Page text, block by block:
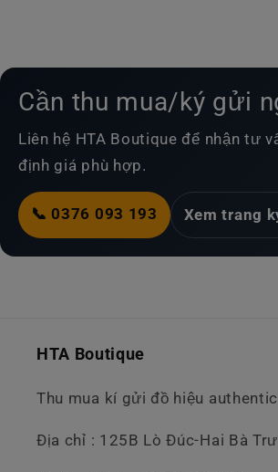
Cần thu mua/ký gửi
Liên hệ HTA Boutique để nhận tư
định giá phù hợp.
📞 0376 093 193 Xem trang
HTA Boutique
Thu mua kí gửi đồ hiệu authentic
Địa chỉ : 125B Lò Đúc-Hai Bà